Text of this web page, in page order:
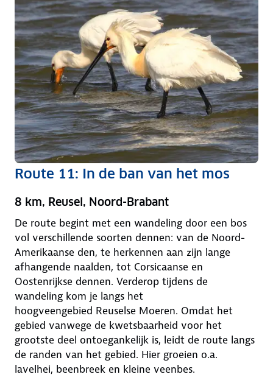
Route 11: In de ban van het mos
8 km, Reusel, Noord-Brabant
De route begint met een wandeling door een bos
vol verschillende soorten dennen: van de Noord-
Amerikaanse den, te herkennen aan zijn lange
afhangende naalden, tot Corsicaanse en
Oostenrijkse dennen. Verderop tijdens de
wandeling kom je langs het
hoogveengebied Reuselse Moeren. Omdat het
gebied vanwege de kwetsbaarheid voor het
grootste deel ontoegankelijk is, leidt de route langs
de randen van het gebied. Hier groeien o.a.
lavelhei, beenbreek en kleine veenbes.